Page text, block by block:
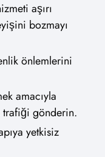
aşırı
bozmayı
önlemlerini
amacıyla
trafiği gönderin.
yetkisiz